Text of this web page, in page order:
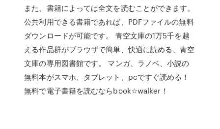
また、書籍によっては全文を読むことができます。
公共利用できる書籍であれば、PDFファイルの無料
ダウンロードが可能です。 青空文庫の1万5千を越
える作品群がブラウザで簡単、快適に読める、青空
文庫の専用図書館です。 マンガ、ラノベ、小説の
無料本がスマホ、タブレット、pcですぐ読める！
無料で電子書籍を読むならbook☆walker！